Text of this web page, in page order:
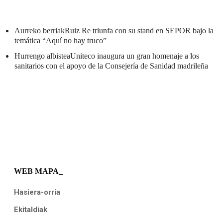
Aurreko berriakRuiz Re triunfa con su stand en SEPOR bajo la
temática “Aquí no hay truco”
Hurrengo albisteaUniteco inaugura un gran homenaje a los
sanitarios con el apoyo de la Consejería de Sanidad madrileña
WEB MAPA_
Hasiera-orria
Ekitaldiak